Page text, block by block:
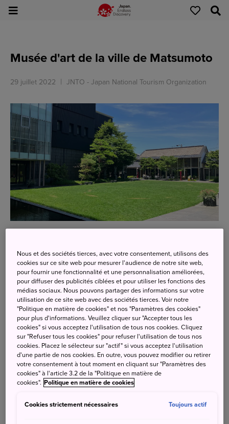
Musée d'art de la ville de Matsumoto
29 juillet 2022 JNTO - Japan National Tourism Organization
portes en avril 2022 après une année de rénovation.
L'artiste de renommée mondiale Yayoi Kusama est
originaire de cette ville et nombre de ses œuvres sont
exposées à l'intérieur comme à l'extérieur du musée.
L'entrée a été entièrement repensée à l'occasion de la
rénovation et le musée dispose également d'un café où
les visiteurs peuvent faire une pause, et d'une boutique
qui vend divers articles, dont ceux de Yayoi Kusama, très
populaires.
Outre le musée, Matsumoto compte de nombreux autres
sites attrayants, comme son château, un trésor national, et
Kamikochi.
Nous et des sociétés tierces, avec votre consentement, utilisons des
cookies sur ce site web pour mesurer l'audience de notre site web,
pour fournir une fonctionnalité et une personnalisation améliorées,
pour diffuser des publicités ciblées et pour utiliser les fonctions des
médias sociaux. Nous pouvons partager des informations sur votre
utilisation de ce site web avec des sociétés tierces. Voir notre
"Politique en matière de cookies" et nos "Paramètres des cookies"
pour plus d'informations. Veuillez cliquer sur "Accepter tous les
cookies" si vous acceptez l'utilisation de tous nos cookies. Cliquez
sur "Refuser tous les cookies" pour refuser l'utilisation de tous nos
cookies. Placez le sélecteur sur "actif" si vous acceptez l'utilisation
d'une partie de nos cookies. En outre, vous pouvez modifier ou retirer
votre consentement à tout moment en cliquant sur "Paramètres des
cookies" à l'article 3.2 de la "Politique en matière de
cookies". Politique en matière de cookies
Cookies strictement nécessaires Toujours actif